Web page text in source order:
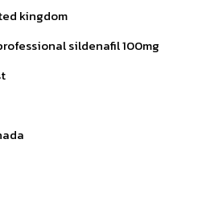
kingdom
sildenafil 100mg